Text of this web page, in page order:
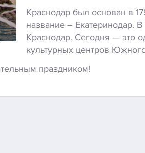
Краснодар был основан в
название – Екатеринодар.
Краснодар. Сегодня — это
культурных центров
праздником!